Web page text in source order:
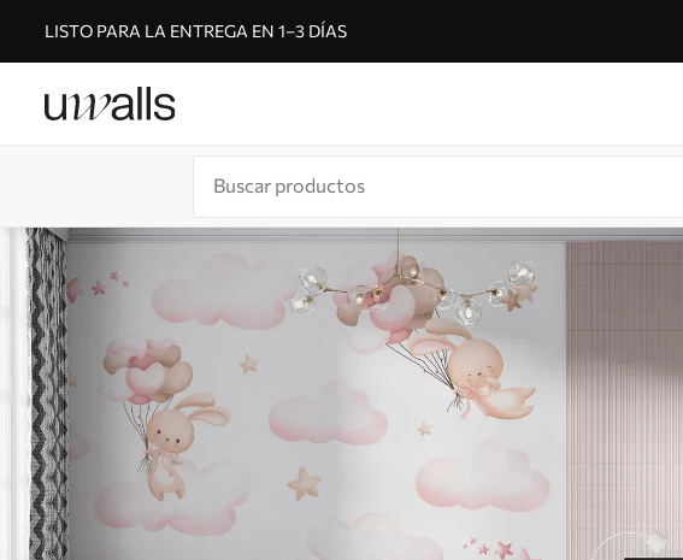
LISTO PARA LA ENTREGA EN 1–3 DÍAS